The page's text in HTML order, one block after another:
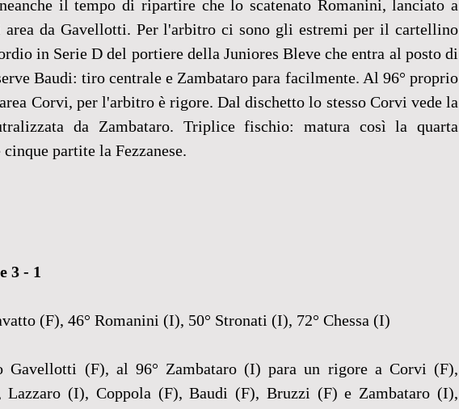
il tempo di ripartire che lo scatenato Romanini, lanciato a
area da Gavellotti. Per l'arbitro ci sono gli estremi per il cartellino
in Serie D del portiere della Juniores Bleve che entra al posto di
Baudi: tiro centrale e Zambataro para facilmente. Al 96° proprio
Corvi, per l'arbitro è rigore. Dal dischetto lo stesso Corvi vede la
da Zambataro. Triplice fischio: matura così la quarta
partite la Fezzanese.
3 - 1
(F), 46° Romanini (I), 50° Stronati (I), 72° Chessa (I)
Gavellotti (F), al 96° Zambataro (I) para un rigore a Corvi (F),
(I), Coppola (F), Baudi (F), Bruzzi (F) e Zambataro (I),